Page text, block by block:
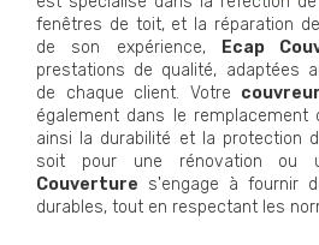
fenêtres de toit, et la réparation
de son expérience,
Ecap
prestations de qualité, adaptées
de chaque client. Votre
également dans le remplacement
ainsi la durabilité et la protection
soit pour une rénovation ou
Couverture s'engage à fournir
durables, tout en respectant les